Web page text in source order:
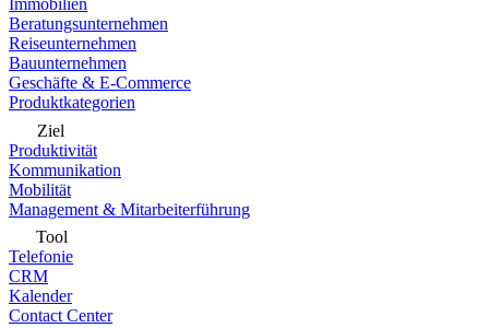
Immobilien
Beratungsunternehmen
Reiseunternehmen
Bauunternehmen
Geschäfte & E-Commerce
Produktkategorien
Ziel
Produktivität
Kommunikation
Mobilität
Management & Mitarbeiterführung
Tool
Telefonie
CRM
Kalender
Contact Center